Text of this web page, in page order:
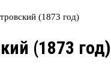
(1873 год)
(1873 год)